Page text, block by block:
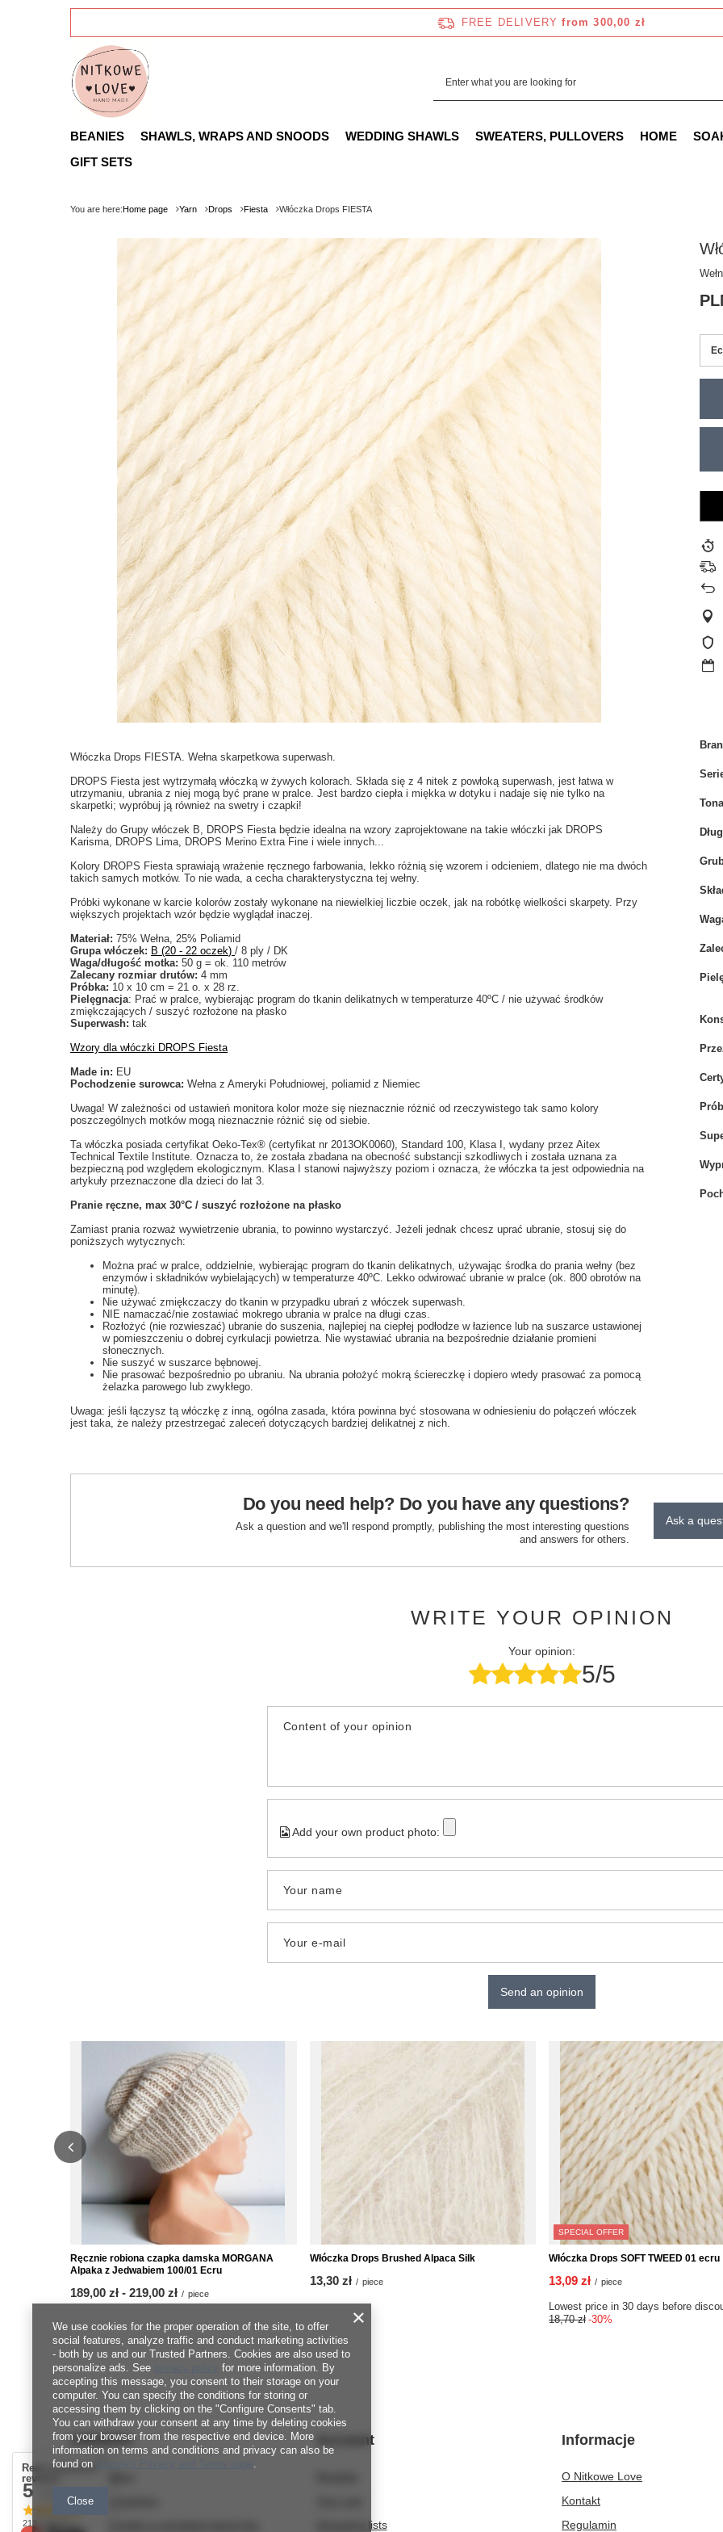
FREE DELIVERY from 300,00 zł
BEANIES SHAWLS, WRAPS AND SNOODS WEDDING SHAWLS SWEATERS, PULLOVERS HOME
GIFT SETS
You are here:Home page Yarn Drops Fiesta Włóczka Drops FIESTA
Włóczka Drops FIESTA. Wełna skarpetkowa superwash.
DROPS Fiesta jest wytrzymałą włóczką w żywych kolorach. Składa się z 4 nitek z powłoką superwash, jest łatwa w
utrzymaniu, ubrania z niej mogą być prane w pralce. Jest bardzo ciepła i miękka w dotyku i nadaje się nie tylko na
skarpetki; wypróbuj ją również na swetry i czapki!
Należy do Grupy włóczek B, DROPS Fiesta będzie idealna na wzory zaprojektowane na takie włóczki jak DROPS
Karisma, DROPS Lima, DROPS Merino Extra Fine i wiele innych...
Kolory DROPS Fiesta sprawiają wrażenie ręcznego farbowania, lekko różnią się wzorem i odcieniem, dlatego nie ma dwóch
takich samych motków. To nie wada, a cecha charakterystyczna tej wełny.
Próbki wykonane w karcie kolorów zostały wykonane na niewielkiej liczbie oczek, jak na robótkę wielkości skarpety. Przy
większych projektach wzór będzie wyglądał inaczej.
Materiał: 75% Wełna, 25% Poliamid
Grupa włóczek: B (20 - 22 oczek) / 8 ply / DK
Waga/długość motka: 50 g = ok. 110 metrów
Zalecany rozmiar drutów: 4 mm
Próbka: 10 x 10 cm = 21 o. x 28 rz.
Pielęgnacja: Prać w pralce, wybierając program do tkanin delikatnych w temperaturze 40ºC / nie używać środków
zmiękczających / suszyć rozłożone na płasko
Superwash: tak
Wzory dla włóczki DROPS Fiesta
Made in: EU
Pochodzenie surowca: Wełna z Ameryki Południowej, poliamid z Niemiec
Uwaga! W zależności od ustawień monitora kolor może się nieznacznie różnić od rzeczywistego tak samo kolory
poszczególnych motków mogą nieznacznie różnić się od siebie.
Ta włóczka posiada certyfikat Oeko-Tex® (certyfikat nr 2013OK0060), Standard 100, Klasa I, wydany przez Aitex
Technical Textile Institute. Oznacza to, że została zbadana na obecność substancji szkodliwych i została uznana za
bezpieczną pod względem ekologicznym. Klasa I stanowi najwyższy poziom i oznacza, że włóczka ta jest odpowiednia na
artykuły przeznaczone dla dzieci do lat 3.
Pranie ręczne, max 30°C / suszyć rozłożone na płasko
Zamiast prania rozważ wywietrzenie ubrania, to powinno wystarczyć. Jeżeli jednak chcesz uprać ubranie, stosuj się do
poniższych wytycznych:
Można prać w pralce, oddzielnie, wybierając program do tkanin delikatnych, używając środka do prania wełny (bez
enzymów i składników wybielających) w temperaturze 40ºC. Lekko odwirować ubranie w pralce (ok. 800 obrotów na
minutę).
Nie używać zmiękczaczy do tkanin w przypadku ubrań z włóczek superwash.
NIE namaczać/nie zostawiać mokrego ubrania w pralce na długi czas.
Rozłożyć (nie rozwieszać) ubranie do suszenia, najlepiej na ciepłej podłodze w łazience lub na suszarce ustawionej
w pomieszczeniu o dobrej cyrkulacji powietrza. Nie wystawiać ubrania na bezpośrednie działanie promieni
słonecznych.
Nie suszyć w suszarce bębnowej.
Nie prasować bezpośrednio po ubraniu. Na ubrania położyć mokrą ściereczkę i dopiero wtedy prasować za pomocą
żelazka parowego lub zwykłego.
Uwaga: jeśli łączysz tą włóczkę z inną, ogólna zasada, która powinna być stosowana w odniesieniu do połączeń włóczek
jest taka, że należy przestrzegać zaleceń dotyczących bardziej delikatnej z nich.
Do you need help? Do you have any questions?
Ask a question and we'll respond promptly, publishing the most interesting questions
and answers for others.
Ask a
WRITE YOUR OPINION
Your opinion:
5/5
Content of your opinion
Add your own product photo:
Your name
Your e-mail
Send an opinion
Ręcznie robiona czapka damska MORGANA
Alpaka z Jedwabiem 100/01 Ecru
from
189,00 zł - to
219,00 zł / piece
Włóczka Drops Brushed Alpaca Silk
13,30 zł / piece
SPECIAL OFFER
Włóczka Drops SOFT TWEED 01 ecru
13,09 zł / piece
Lowest price in 30 days before
18,70 zł -30%
ORDERS
Package tracking
Account
Shopping lists
Informacje
O Nitkowe Love
Kontakt
Regulamin
Real customers
reviews
5
213 reviews
We use cookies for the proper operation of the site, to offer
social features, analyze traffic and conduct marketing activities
- both by us and our Trusted Partners. Cookies are also used to
personalize ads. See
for more information. By
accepting this message, you consent to their storage on your
computer. You can specify the conditions for storing or
accessing them by clicking on the "Configure Consents" tab.
You can withdraw your consent at any time by deleting cookies
from your browser from the respective end device. More
information on terms and conditions and privacy can also be
found on
.
Close